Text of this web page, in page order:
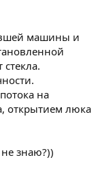
машины и
на
открытием люка
знаю?))